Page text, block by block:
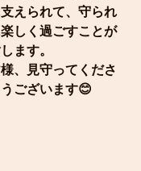
えられて、守られ
しく過ごすことが
ます。
、見守ってくださ
ございます😊